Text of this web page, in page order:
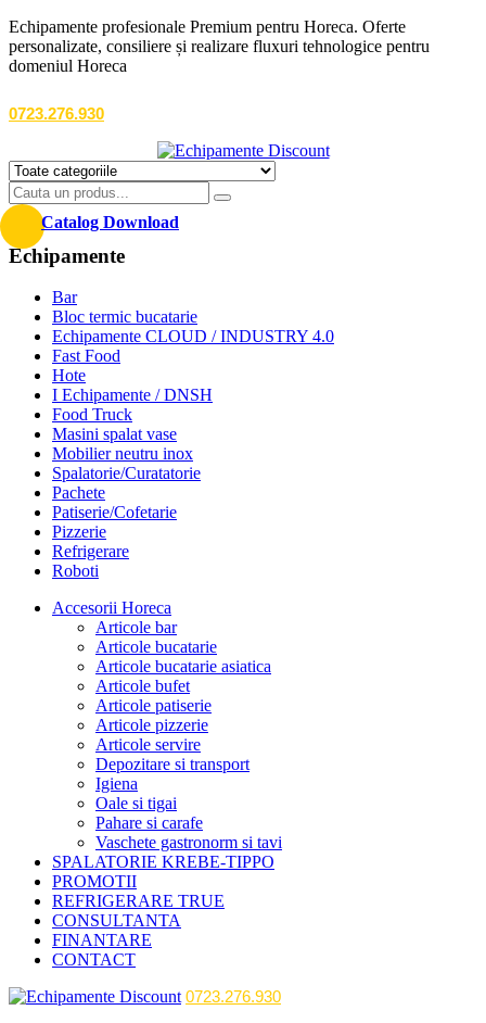
Echipamente profesionale Premium pentru Horeca. Oferte
personalizate, consiliere și realizare fluxuri tehnologice pentru
domeniul Horeca
0723.276.930
Catalog Download
Echipamente
Bar
Bloc termic bucatarie
Echipamente CLOUD / INDUSTRY 4.0
Fast Food
Hote
I Echipamente / DNSH
Food Truck
Masini spalat vase
Mobilier neutru inox
Spalatorie/Curatatorie
Pachete
Patiserie/Cofetarie
Pizzerie
Refrigerare
Roboti
Accesorii Horeca
Articole bar
Articole bucatarie
Articole bucatarie asiatica
Articole bufet
Articole patiserie
Articole pizzerie
Articole servire
Depozitare si transport
Igiena
Oale si tigai
Pahare si carafe
Vaschete gastronorm si tavi
SPALATORIE KREBE-TIPPO
PROMOTII
REFRIGERARE TRUE
CONSULTANTA
FINANTARE
CONTACT
0723.276.930